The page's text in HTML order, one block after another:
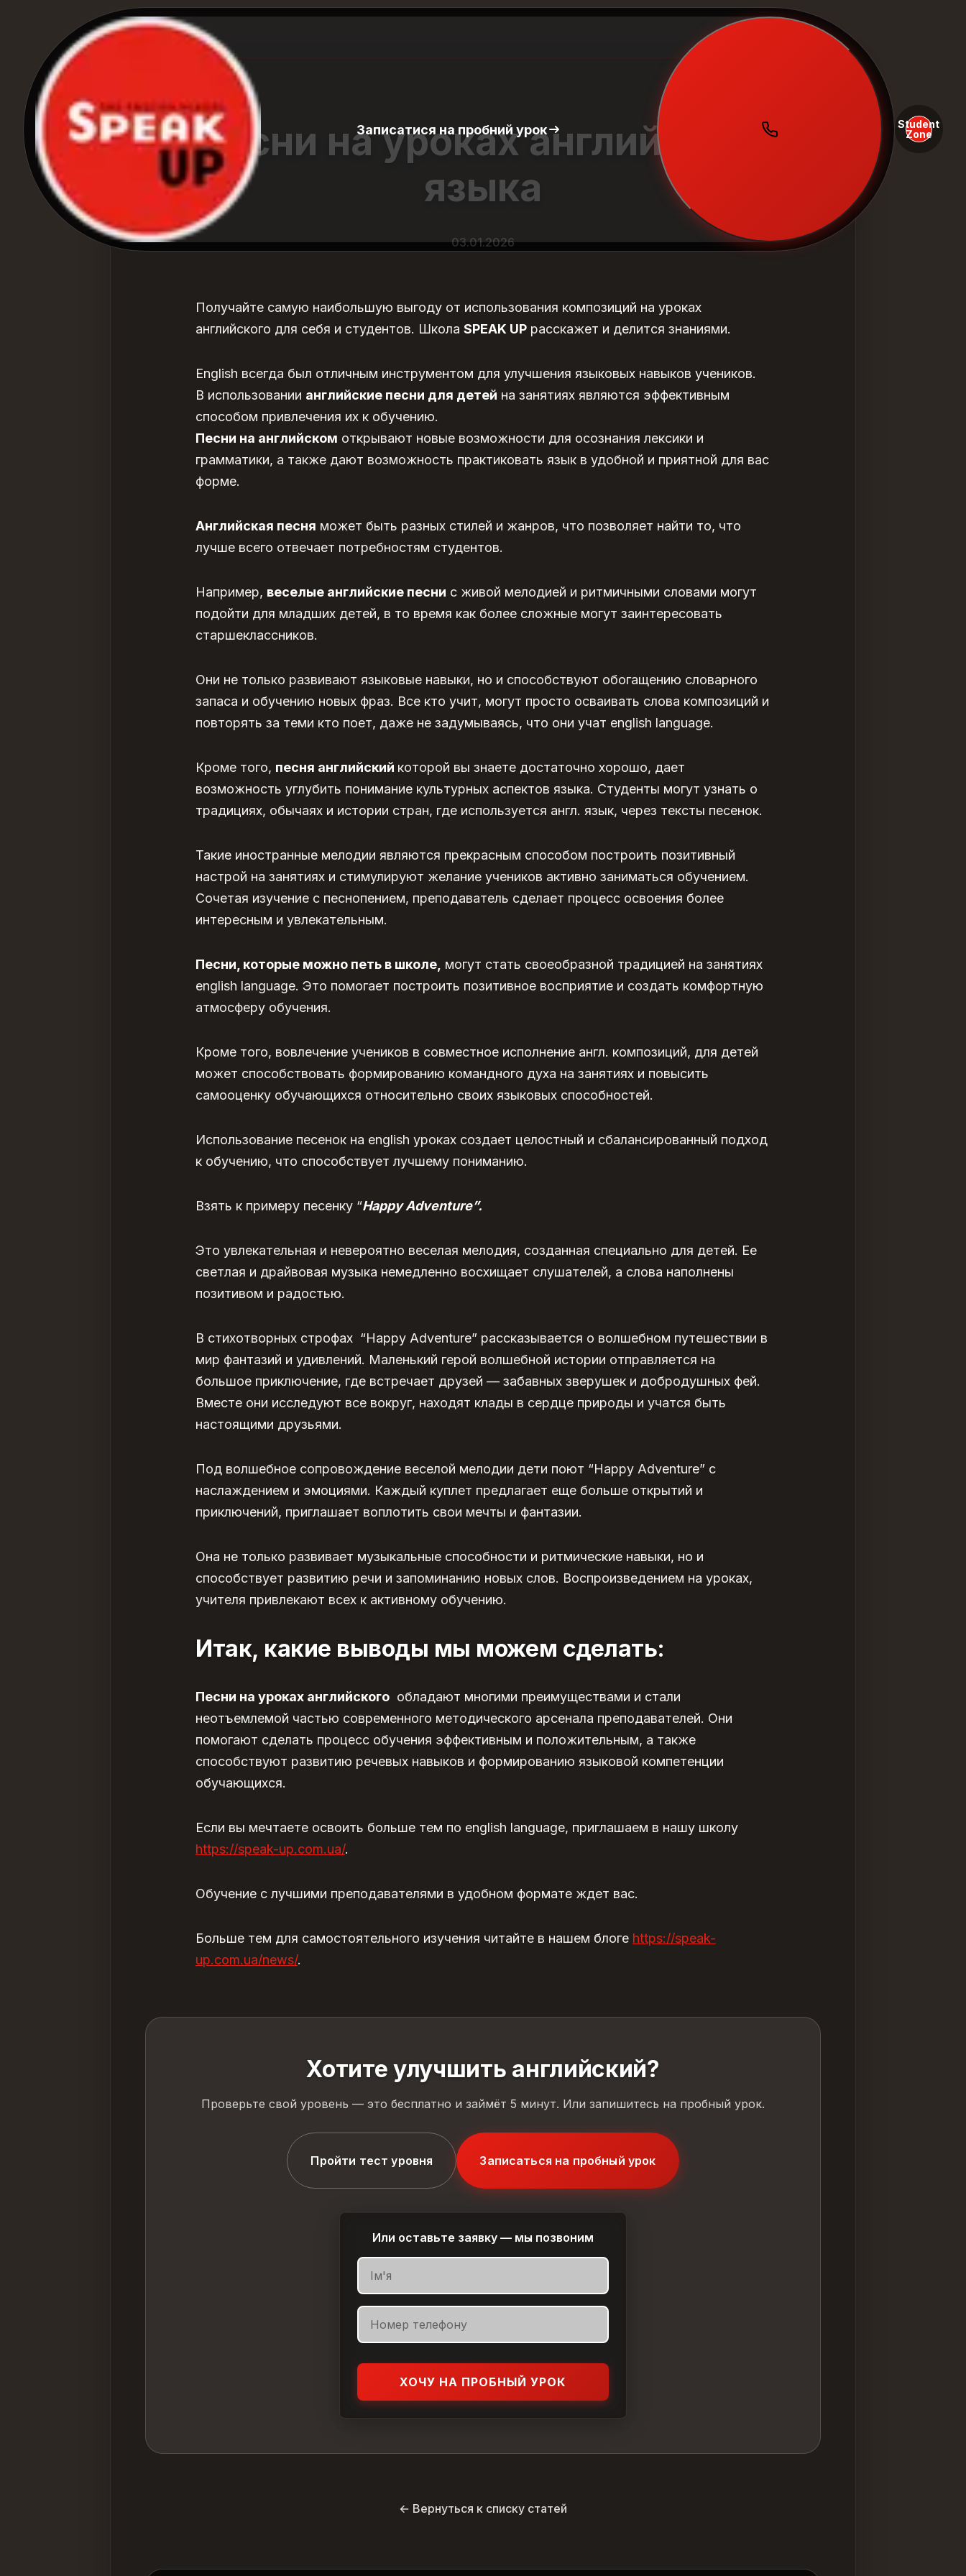
Записатися на пробний урок
Student
Zone
Песни на уроках английского
языка
03.01.2026
Получайте самую наибольшую выгоду от использования композиций на уроках
английского для себя и студентов. Школа SPEAK UPрасскажет и делится знаниями.
English всегда был отличным инструментом для улучшения языковых навыков учеников.
В использовании английские песни для детей на занятиях являются эффективным
способом привлечения их к обучению.
Песни на английском открывают новые возможности для осознания лексики и
грамматики, а также дают возможность практиковать язык в удобной и приятной для вас
форме.
Английская песня может быть разных стилей и жанров, что позволяет найти то, что
лучше всего отвечает потребностям студентов.
Например, веселые английские песни с живой мелодией и ритмичными словами могут
подойти для младших детей, в то время как более сложные могут заинтересовать
старшеклассников.
Они не только развивают языковые навыки, но и способствуют обогащению словарного
запаса и обучению новых фраз. Все кто учит, могут просто осваивать слова композиций и
повторять за теми кто поет, даже не задумываясь, что они учат english language.
Кроме того, песня английский которой вы знаете достаточно хорошо, дает
возможность углубить понимание культурных аспектов языка. Студенты могут узнать о
традициях, обычаях и истории стран, где используется англ. язык, через тексты песенок.
Такие иностранные мелодии являются прекрасным способом построить позитивный
настрой на занятиях и стимулируют желание учеников активно заниматься обучением.
Сочетая изучение с песнопением, преподаватель сделает процесс освоения более
интересным и увлекательным.
Песни, которые можно петь в школе, могут стать своеобразной традицией на занятиях
english language. Это помогает построить позитивное восприятие и создать комфортную
атмосферу обучения.
Кроме того, вовлечение учеников в совместное исполнение англ. композиций, для детей
может способствовать формированию командного духа на занятиях и повысить
самооценку обучающихся относительно своих языковых способностей.
Использование песенок на english уроках создает целостный и сбалансированный подход
к обучению, что способствует лучшему пониманию.
Взять к примеру песенку “Happy Adventure”.
Это увлекательная и невероятно веселая мелодия, созданная специально для детей. Ее
светлая и драйвовая музыка немедленно восхищает слушателей, а слова наполнены
позитивом и радостью.
В стихотворных строфах “Happy Adventure” рассказывается о волшебном путешествии в
мир фантазий и удивлений. Маленький герой волшебной истории отправляется на
большое приключение, где встречает друзей — забавных зверушек и добродушных фей.
Вместе они исследуют все вокруг, находят клады в сердце природы и учатся быть
настоящими друзьями.
Под волшебное сопровождение веселой мелодии дети поют “Happy Adventure” с
наслаждением и эмоциями. Каждый куплет предлагает еще больше открытий и
приключений, приглашает воплотить свои мечты и фантазии.
Она не только развивает музыкальные способности и ритмические навыки, но и
способствует развитию речи и запоминанию новых слов. Воспроизведением на уроках,
учителя привлекают всех к активному обучению.
Итак, какие выводы мы можем сделать:
Песни на уроках английскогообладают многими преимуществами и стали
неотъемлемой частью современного методического арсенала преподавателей. Они
помогают сделать процесс обучения эффективным и положительным, а также
способствуют развитию речевых навыков и формированию языковой компетенции
обучающихся.
Если вы мечтаете освоить больше тем по english language, приглашаем в нашу школу
https://speak-up.com.ua/.
Обучение с лучшими преподавателями в удобном формате ждет вас.
Больше тем для самостоятельного изучения читайте в нашем блоге https://speak-
up.com.ua/news/.
Хотите улучшить английский?
Проверьте свой уровень — это бесплатно и займёт 5 минут. Или запишитесь на пробный урок.
Пройти тест уровня Записаться на пробный урок
Или оставьте заявку — мы позвоним
ХОЧУ НА ПРОБНЫЙ УРОК
← Вернуться к списку статей